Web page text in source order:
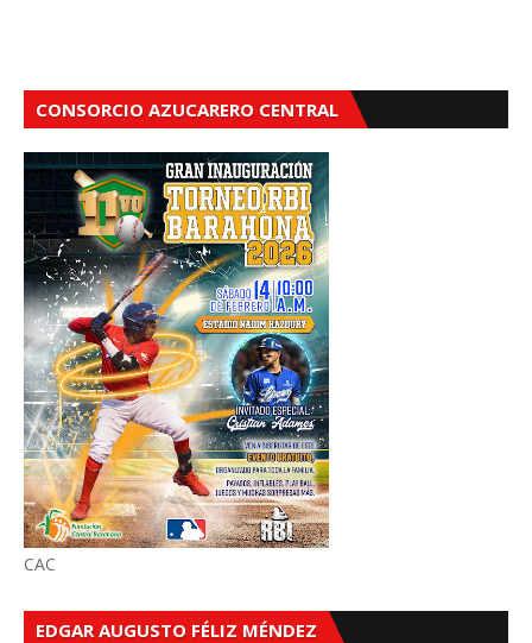
CONSORCIO AZUCARERO CENTRAL
CAC
EDGAR AUGUSTO FÉLIZ MÉNDEZ